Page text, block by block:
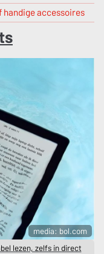
handige accessoires
media: bol.com
lezen, zelfs in direct